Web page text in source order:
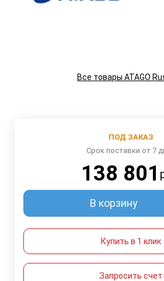
Все товары ATAGO
ПОД ЗАКАЗ
Срок поставки от 7
138 801
В корзину
Купить в 1 клик
Запросить счет